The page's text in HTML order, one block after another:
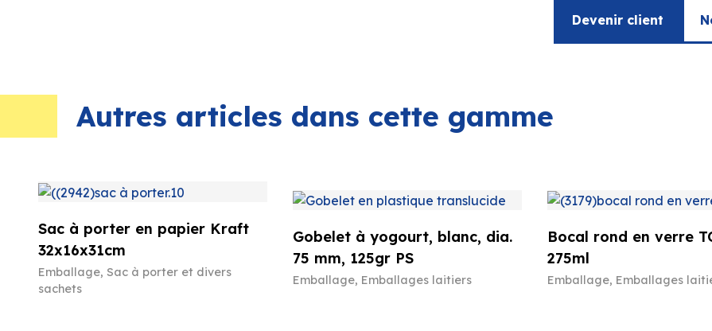
Devenir client
Autres articles dans cette gamme
Sac à porter en papier Kraft
32x16x31cm
Emballage, Sac à porter et divers
sachets
Gobelet à yogourt, blanc, dia.
75 mm, 125gr PS
Emballage, Emballages laitiers
Bocal rond en verre
275ml
Emballage, Emballages